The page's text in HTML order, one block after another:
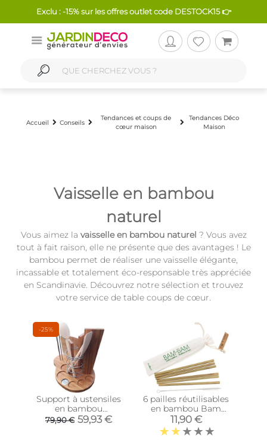
Exclu : -15% sur les offres outlet code DESTOCK15 👉
Accueil Conseils
Tendances et coups de
cœur maison
Tendances Déco
Maison
Vaisselle en bambou
naturel
Vous aimez la vaisselle en bambou naturel ? Vous avez
tout à fait raison, elle ne présente que des avantages ! Le
bambou permet de réaliser une vaisselle élégante,
incassable et totalement éco-responsable très appréciée
en Scandinavie. Découvrez notre sélection et trouvez
votre service de table coups de cœur.
-25%
Support à ustensiles
en bambou
Toussoulamain
79,90 € 59,93 €
6 pailles réutilisables
en bambou Bam
Bam
11,90 €